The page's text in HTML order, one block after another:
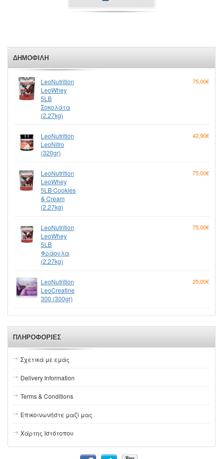
ΔΗΜΟΦΙΛΉ
LeoNutrition
LeoWhey
5LB
Σοκολάτα
(2.27kg)
75,00€
LeoNutrition
LeoNitro
(320gr)
42,90€
LeoNutrition
LeoWhey
5LB Cookies
& Cream
(2.27kg)
75,00€
LeoNutrition
LeoWhey
5LB
Φράουλα
(2.27kg)
75,00€
LeoNutrition
LeoCreatine
300 (300gr)
25,00€
ΠΛΗΡΟΦΟΡΊΕΣ
Σχετικά με εμάς
Delivery Information
Terms & Conditions
Επικοινωνήστε μαζί μας
Χάρτης Ιστότοπου